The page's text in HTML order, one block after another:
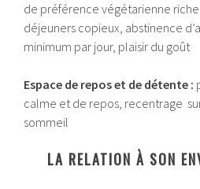
de préférence végétarienne
déjeuners copieux, abstinence
minimum par jour, plaisir du goût
Espace de repos et de détente :
calme et de repos, recentrage
sommeil
LA RELATION À SON